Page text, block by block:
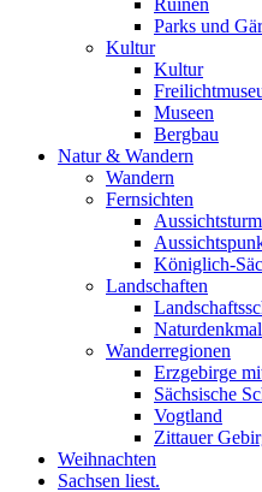
Ruinen
Parks und
Kultur
Kultur
Museen
Bergbau
Natur & Wandern
Wandern
Fernsichten
Aussichtsturm
Königlich-
Landschaften
Naturdenkmal
Wanderregionen
Erzgebirge
Sächsische
Vogtland
Zittauer
Weihnachten
Sachsen liest.